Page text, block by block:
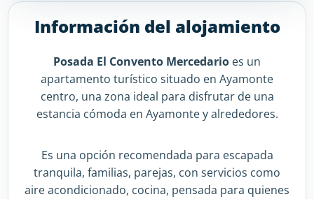
Información del alojamiento
Posada El Convento Mercedario es un
apartamento turístico situado en Ayamonte
centro, una zona ideal para disfrutar de una
estancia cómoda en Ayamonte y alrededores.
Es una opción recomendada para escapada
tranquila, familias, parejas, con servicios como
aire acondicionado, cocina, pensada para quienes